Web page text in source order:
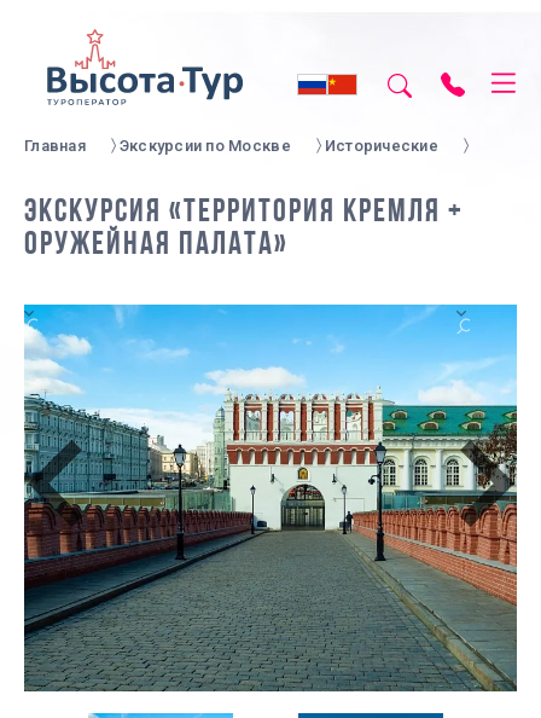
Главная Экскурсии по Москве Исторические
ЭКСКУРСИЯ «ТЕРРИТОРИЯ КРЕМЛЯ +
ОРУЖЕЙНАЯ ПАЛАТА»